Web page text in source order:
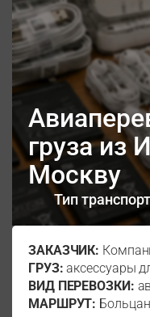
груза из
Москву
Тип
ЗАКАЗЧИК:
ГРУЗ: аксессуары
ВИД ПЕРЕВОЗКИ:
МАРШРУТ: